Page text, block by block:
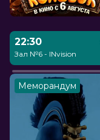
22:30
Зал №6 - INvision
Меморандум